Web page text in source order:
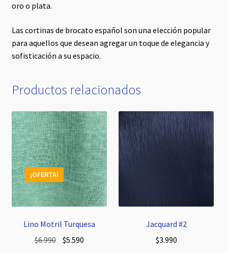
oro o plata.
Las cortinas de brocato español son una elección popular
para aquellos que desean agregar un toque de elegancia y
sofisticación a su espacio.
Productos relacionados
Lino Motril Turquesa
¡OFERTA!
$6.990 El$5.590El
Jacquard #2
$3.990